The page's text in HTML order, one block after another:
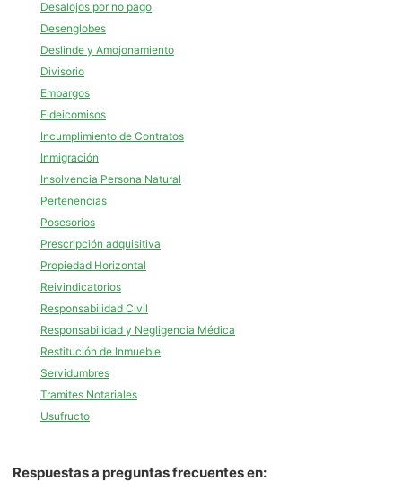
Desalojos por no pago
Desenglobes
Deslinde y Amojonamiento
Divisorio
Embargos
Fideicomisos
Incumplimiento de Contratos
Inmigración
Insolvencia Persona Natural
Pertenencias
Posesorios
Prescripción adquisitiva
Propiedad Horizontal
Reivindicatorios
Responsabilidad Civil
Responsabilidad y Negligencia Médica
Restitución de Inmueble
Servidumbres
Tramites Notariales
Usufructo
Respuestas a preguntas frecuentes en: